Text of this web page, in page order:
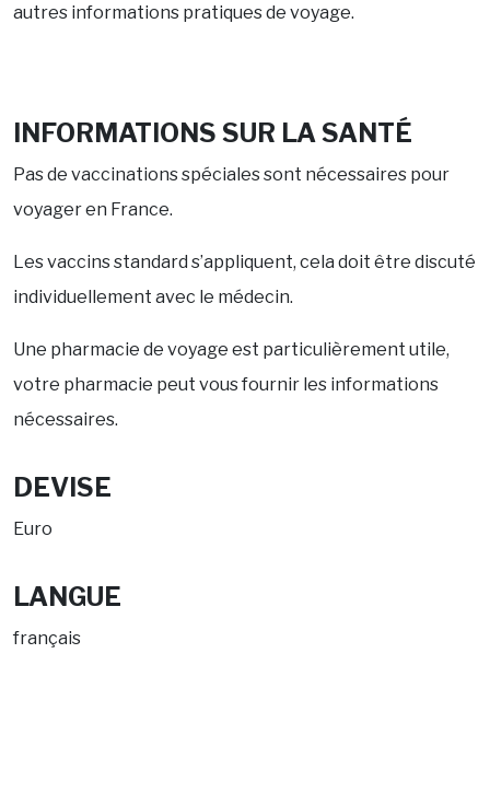
autres informations pratiques de voyage.
INFORMATIONS SUR LA SANTÉ
Pas de vaccinations spéciales sont nécessaires pour
voyager en France.
Les vaccins standard s’appliquent, cela doit être discuté
individuellement avec le médecin.
Une pharmacie de voyage est particulièrement utile,
votre pharmacie peut vous fournir les informations
nécessaires.
DEVISE
Euro
LANGUE
français